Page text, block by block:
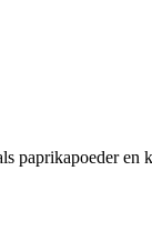
paprikapoeder en